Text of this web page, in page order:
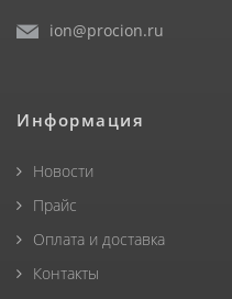
ion@procion.ru
Информация
Новости
Прайс
Оплата и доставка
Контакты